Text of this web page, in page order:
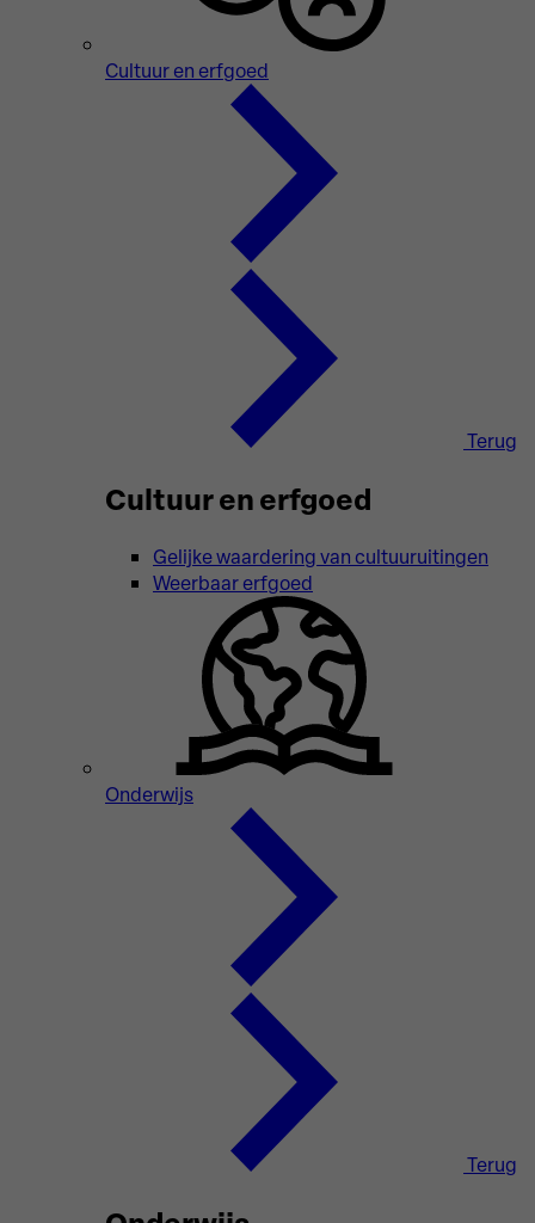
Cultuur en erfgoed
Terug
Cultuur en erfgoed
Gelijke waardering van cultuuruitingen
Weerbaar erfgoed
Onderwijs
Terug